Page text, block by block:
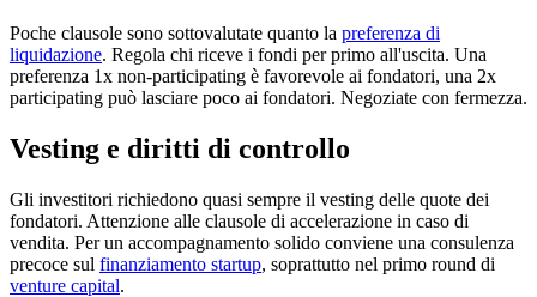
Poche clausole sono sottovalutate quanto la preferenza di
liquidazione. Regola chi riceve i fondi per primo all'uscita. Una
preferenza 1x non-participating è favorevole ai fondatori, una 2x
participating può lasciare poco ai fondatori. Negoziate con fermezza.
Vesting e diritti di controllo
Gli investitori richiedono quasi sempre il vesting delle quote dei
fondatori. Attenzione alle clausole di accelerazione in caso di
vendita. Per un accompagnamento solido conviene una consulenza
precoce sul finanziamento startup, soprattutto nel primo round di
venture capital.